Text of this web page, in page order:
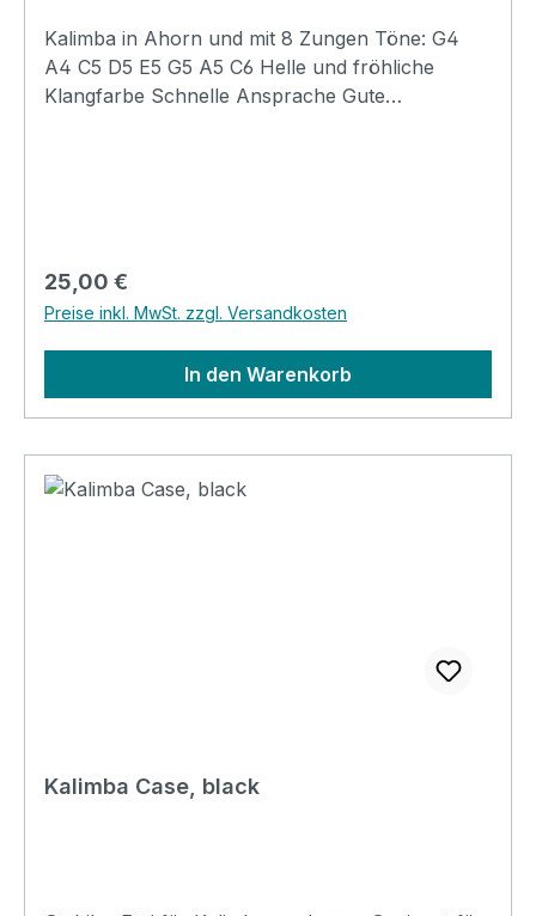
Kalimba in Ahorn und mit 8 Zungen Töne: G4
A4 C5 D5 E5 G5 A5 C6 Helle und fröhliche
Klangfarbe Schnelle Ansprache Gute
Regulärer Preis:
25,00 €
Preise inkl. MwSt. zzgl. Versandkosten
In den Warenkorb
Kalimba Case, black